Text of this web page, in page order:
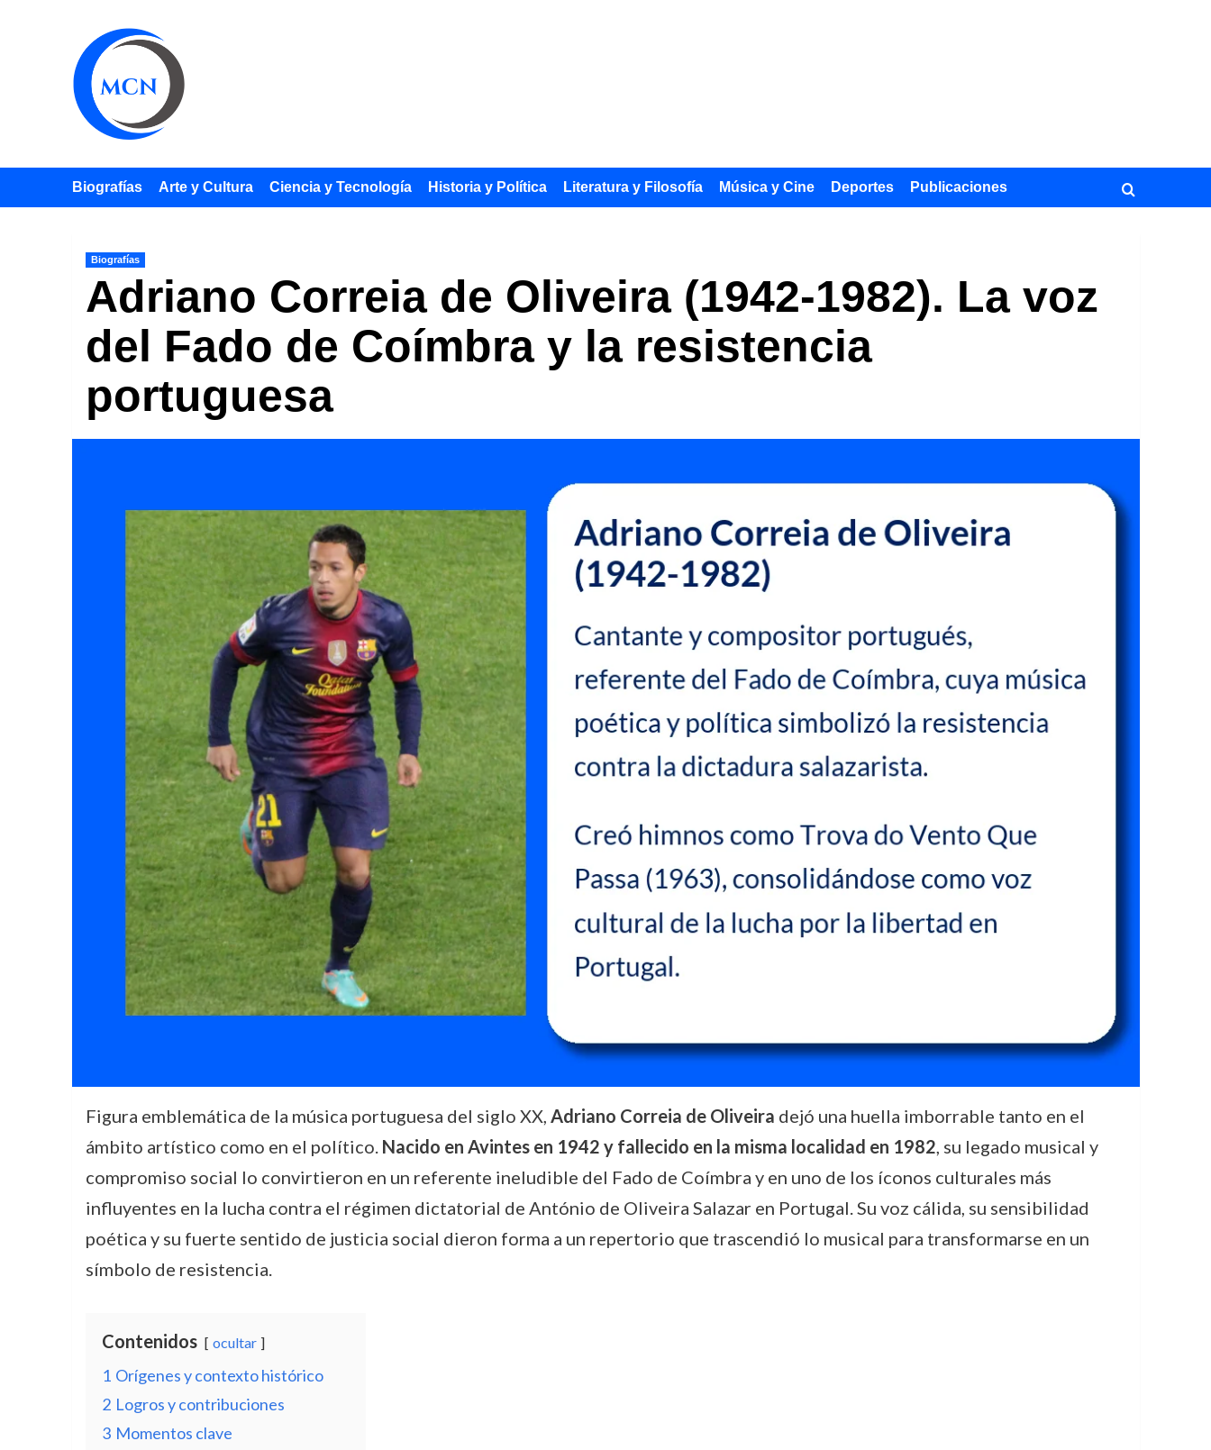
Biografías Arte y Cultura Ciencia y Tecnología Historia y Política Literatura y Filosofía Música y Cine Deportes Publicaciones
Biografías
Adriano Correia de Oliveira (1942-1982). La voz
del Fado de Coímbra y la resistencia
portuguesa
Figura emblemática de la música portuguesa del siglo XX, Adriano Correia de Oliveira dejó una huella imborrable tanto en el
ámbito artístico como en el político. Nacido en Avintes en 1942 y fallecido en la misma localidad en 1982, su legado musical y
compromiso social lo convirtieron en un referente ineludible del Fado de Coímbra y en uno de los íconos culturales más
influyentes en la lucha contra el régimen dictatorial de António de Oliveira Salazar en Portugal. Su voz cálida, su sensibilidad
poética y su fuerte sentido de justicia social dieron forma a un repertorio que trascendió lo musical para transformarse en un
símbolo de resistencia.
Contenidos ocultar
1 Orígenes y contexto histórico
2 Logros y contribuciones
3 Momentos clave